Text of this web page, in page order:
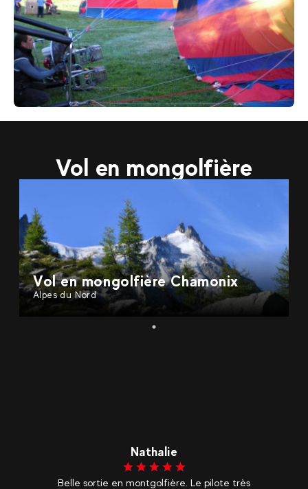
Vol en mongolfière
Vol en mongolfière Chamonix
Alpes du Nord
Nathalie
Belle sortie en montgolfière. Le pilote très